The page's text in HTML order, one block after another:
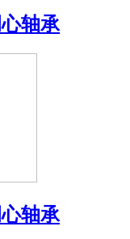
轴承
轴承